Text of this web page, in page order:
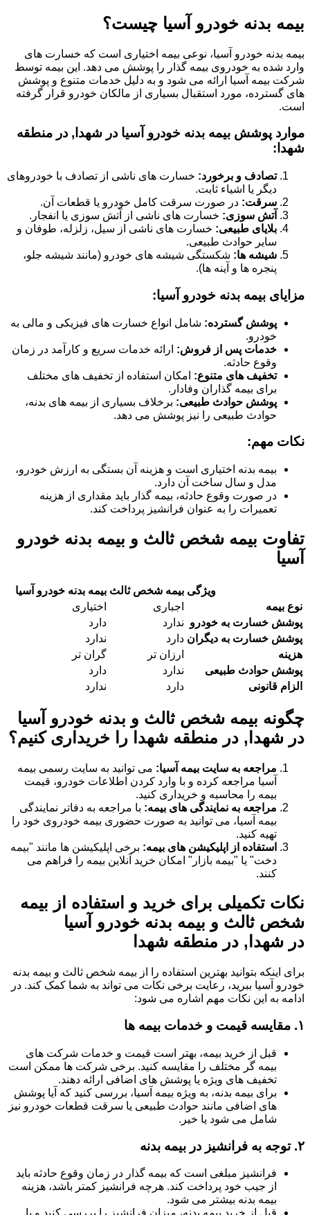
بیمه بدنه خودرو آسیا چیست؟
بیمه بدنه خودرو آسیا، نوعی بیمه اختیاری است که خسارت های
وارد شده به خودروی بیمه گذار را پوشش می دهد. این بیمه توسط
شرکت بیمه آسیا ارائه می شود و به دلیل خدمات متنوع و پوشش
های گسترده، مورد استقبال بسیاری از مالکان خودرو قرار گرفته
است.
موارد پوشش بیمه بدنه خودرو آسیا در شهدا, در منطقه
شهدا:
تصادف و برخورد: خسارت های ناشی از تصادف با خودروهای
دیگر یا اشیاء ثابت.
سرقت: در صورت سرقت کامل خودرو یا قطعات آن.
آتش سوزی: خسارت های ناشی از آتش سوزی یا انفجار.
بلایای طبیعی: خسارت های ناشی از سیل، زلزله، طوفان و
سایر حوادث طبیعی.
شیشه ها: شکستگی شیشه های خودرو (مانند شیشه جلو،
پنجره ها و آینه ها).
مزایای بیمه بدنه خودرو آسیا:
پوشش گسترده: شامل انواع خسارت های فیزیکی و مالی به
خودرو.
خدمات پس از فروش: ارائه خدمات سریع و کارآمد در زمان
وقوع حادثه.
تخفیف های متنوع: امکان استفاده از تخفیف های مختلف
برای بیمه گذاران وفادار.
پوشش حوادث طبیعی: برخلاف بسیاری از بیمه های بدنه،
حوادث طبیعی را نیز پوشش می دهد.
نکات مهم:
بیمه بدنه اختیاری است و هزینه آن بستگی به ارزش خودرو،
مدل و سال ساخت آن دارد.
در صورت وقوع حادثه، بیمه گذار باید مقداری از هزینه
تعمیرات را به عنوان فرانشیز پرداخت کند.
تفاوت بیمه شخص ثالث و بیمه بدنه خودرو
آسیا
ویژگی بیمه شخص ثالث بیمه بدنه خودرو آسیا
نوع بیمه
اجباری
اختیاری
پوشش خسارت به خودرو ندارد
دارد
پوشش خسارت به دیگران دارد
ندارد
هزینه
ارزان تر
گران تر
پوشش حوادث طبیعی
ندارد
دارد
الزام قانونی
دارد ندارد
چگونه بیمه شخص ثالث و بدنه خودرو آسیا
در شهدا, در منطقه شهدا را خریداری کنیم؟
مراجعه به سایت بیمه آسیا: می توانید به سایت رسمی بیمه
آسیا مراجعه کرده و با وارد کردن اطلاعات خودرو، قیمت
بیمه را محاسبه و خریداری کنید.
مراجعه به نمایندگی های بیمه: با مراجعه به دفاتر نمایندگی
بیمه آسیا، می توانید به صورت حضوری بیمه خودروی خود را
تهیه کنید.
استفاده از اپلیکیشن های بیمه: برخی اپلیکیشن ها مانند "بیمه
دخت" یا "بیمه بازار" امکان خرید آنلاین بیمه را فراهم می
کنند.
نکات تکمیلی برای خرید و استفاده از بیمه
شخص ثالث و بیمه بدنه خودرو آسیا
در شهدا, در منطقه شهدا
برای اینکه بتوانید بهترین استفاده را از بیمه شخص ثالث و بیمه بدنه
خودرو آسیا ببرید، رعایت برخی نکات می تواند به شما کمک کند. در
ادامه به این نکات مهم اشاره می شود:
۱. مقایسه قیمت و خدمات بیمه ها
قبل از خرید بیمه، بهتر است قیمت و خدمات شرکت های
بیمه گر مختلف را مقایسه کنید. برخی شرکت ها ممکن است
تخفیف های ویژه یا پوشش های اضافی ارائه دهند.
برای بیمه بدنه، به ویژه بیمه آسیا، بررسی کنید که آیا پوشش
های اضافی مانند حوادث طبیعی یا سرقت قطعات خودرو نیز
شامل می شود یا خیر.
۲. توجه به فرانشیز در بیمه بدنه
فرانشیز مبلغی است که بیمه گذار در زمان وقوع حادثه باید
از جیب خود پرداخت کند. هرچه فرانشیز کمتر باشد، هزینه
بیمه بدنه بیشتر می شود.